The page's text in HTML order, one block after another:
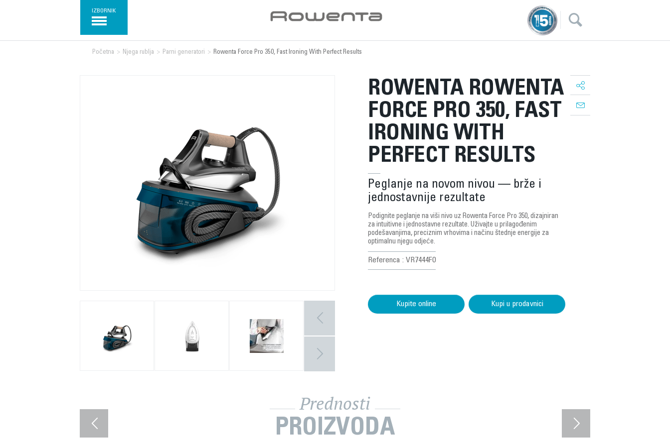
IZBORNIK
×
Početna > Njega rublja > Parni generatori > Rowenta Force Pro 350, Fast Ironing With Perfect Results
ROWENTA ROWENTA
FORCE PRO 350, FAST
IRONING WITH
PERFECT RESULTS
Peglanje na novom nivou — brže i
jednostavnije rezultate
Podignite peglanje na viši nivo uz Rowenta Force Pro 350, dizajniran
za intuitivne i jednostavne rezultate. Uživajte u prilagođenim
podešavanjima, preciznim vrhovima i načinu štednje energije za
optimalnu njegu odjeće.
Referenca : VR7444F0
Kupite online Kupi u prodavnici
Prednosti
PROIZVODA